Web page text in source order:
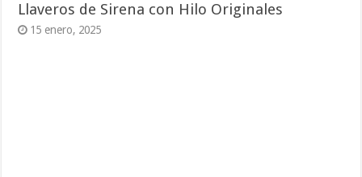
Llaveros de Sirena con Hilo Originales
15 enero, 2025